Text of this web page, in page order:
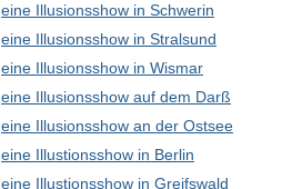
eine Illusionsshow in Schwerin
eine Illusionsshow in Stralsund
eine Illusionsshow in Wismar
eine Illusionsshow auf dem Darß
eine Illusionsshow an der Ostsee
eine Illustionsshow in Berlin
eine Illustionsshow in Greifswald